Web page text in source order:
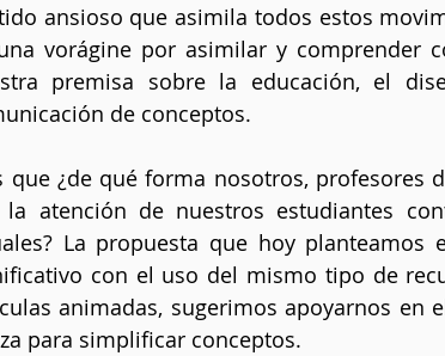
ansioso que asimila todos estos
vorágine por asimilar y comprender
premisa sobre la educación, el
de conceptos.
que ¿de qué forma nosotros, profesores
la atención de nuestros estudiantes
La propuesta que hoy
con el uso del mismo tipo de
animadas, sugerimos apoyarnos en
para simplificar conceptos.